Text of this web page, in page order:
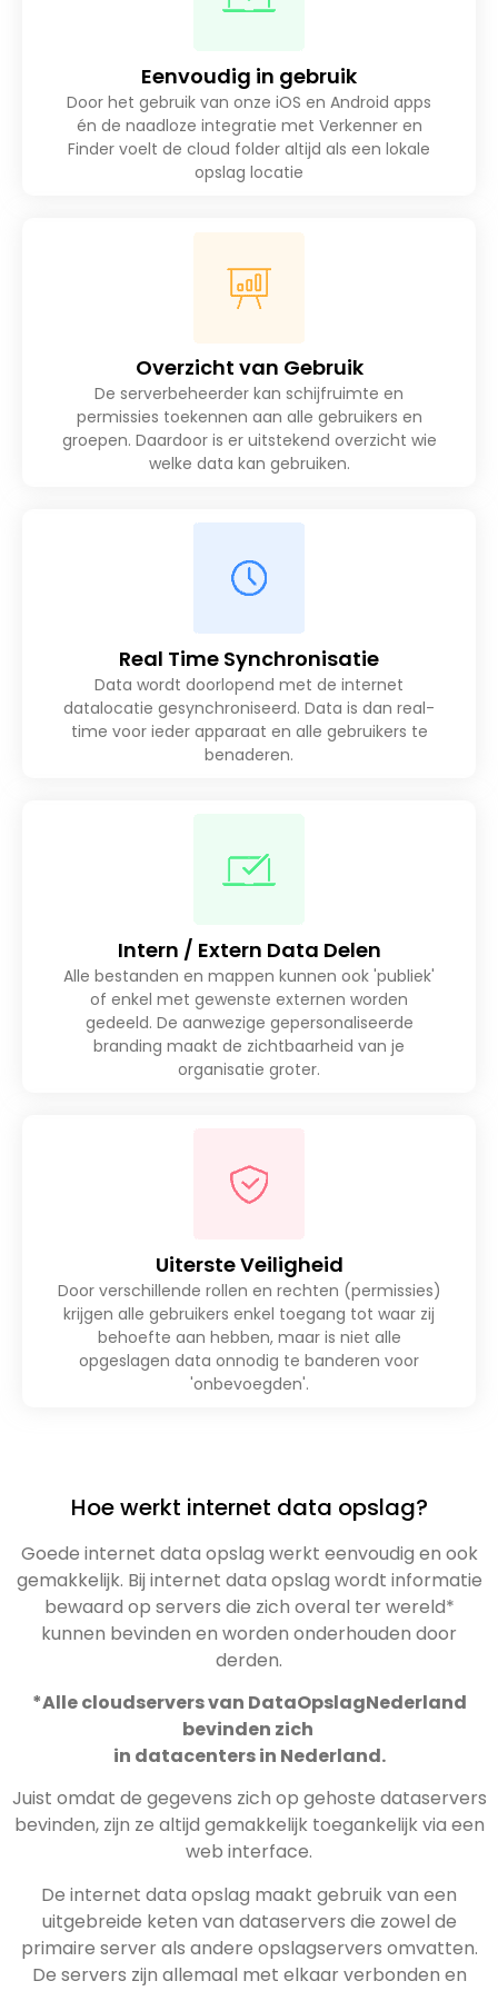
Eenvoudig in gebruik
Door het gebruik van onze iOS en Android apps
én de naadloze integratie met Verkenner en
Finder voelt de cloud folder altijd als een lokale
opslag locatie
Overzicht van Gebruik
De serverbeheerder kan schijfruimte en
permissies toekennen aan alle gebruikers en
groepen. Daardoor is er uitstekend overzicht wie
welke data kan gebruiken.
Real Time Synchronisatie
Data wordt doorlopend met de internet
datalocatie gesynchroniseerd. Data is dan real-
time voor ieder apparaat en alle gebruikers te
benaderen.
Intern / Extern Data Delen
Alle bestanden en mappen kunnen ook 'publiek'
of enkel met gewenste externen worden
gedeeld. De aanwezige gepersonaliseerde
branding maakt de zichtbaarheid van je
organisatie groter.
Uiterste Veiligheid
Door verschillende rollen en rechten (permissies)
krijgen alle gebruikers enkel toegang tot waar zij
behoefte aan hebben, maar is niet alle
opgeslagen data onnodig te banderen voor
'onbevoegden'.
Hoe werkt internet data opslag?
Goede internet data opslag werkt eenvoudig en ook
gemakkelijk. Bij internet data opslag wordt informatie
bewaard op servers die zich overal ter wereld*
kunnen bevinden en worden onderhouden door
derden.
*Alle cloudservers van DataOpslagNederland
bevinden zich
in datacenters in Nederland.
Juist omdat de gegevens zich op gehoste dataservers
bevinden, zijn ze altijd gemakkelijk toegankelijk via een
web interface.
De internet data opslag maakt gebruik van een
uitgebreide keten van dataservers die zowel de
primaire server als andere opslagservers omvatten.
De servers zijn allemaal met elkaar verbonden en